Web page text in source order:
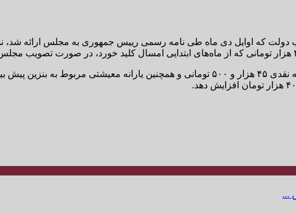
دولت که اوایل دی ماه طی نامه رسمی رییس جمهوری به مجلس ارائه شد،
البته در بودجه ۱۴۰۱ بیش از ۷۳ هزار میلیارد تومان برای یارانه نقدی ۴۵ هزار و ۵۰۰
...